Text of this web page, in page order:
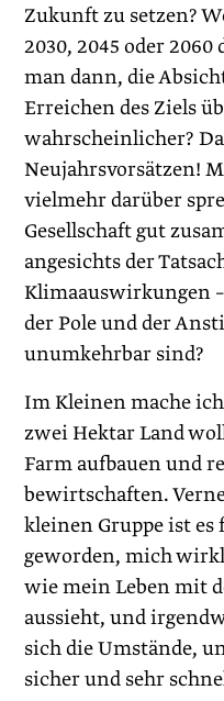
Zukunft zu setzen?
2030, 2045 oder
man dann, die
Erreichen des Ziels
wahrscheinlicher?
Neujahrsvorsätzen!
vielmehr darüber
Gesellschaft gut
angesichts der
Klimaauswirkungen
der Pole und der
unumkehrbar sind?
Im Kleinen mache
zwei Hektar Land
Farm aufbauen und
bewirtschaften.
kleinen Gruppe ist
geworden, mich
wie mein Leben mit
aussieht, und
sich die Umstände,
sicher und sehr